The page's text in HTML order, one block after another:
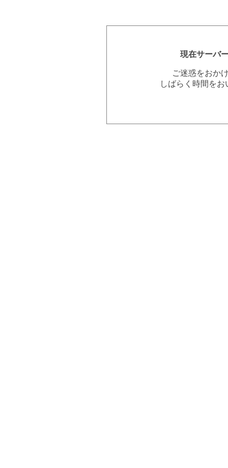
現在サーバ
ご迷惑をおか
しばらく時間を